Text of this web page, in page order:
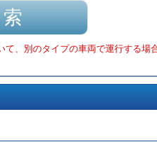
、別のタイプの車両で運行する場